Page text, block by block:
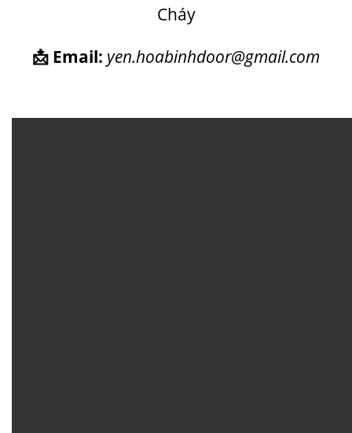
Cháy
📩 Email: yen.hoabinhdoor@gmail.com